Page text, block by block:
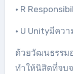
• R
• U Unityมีคว
ด้วยวัฒนธรรม
ทำให้นิสิตที่จบ